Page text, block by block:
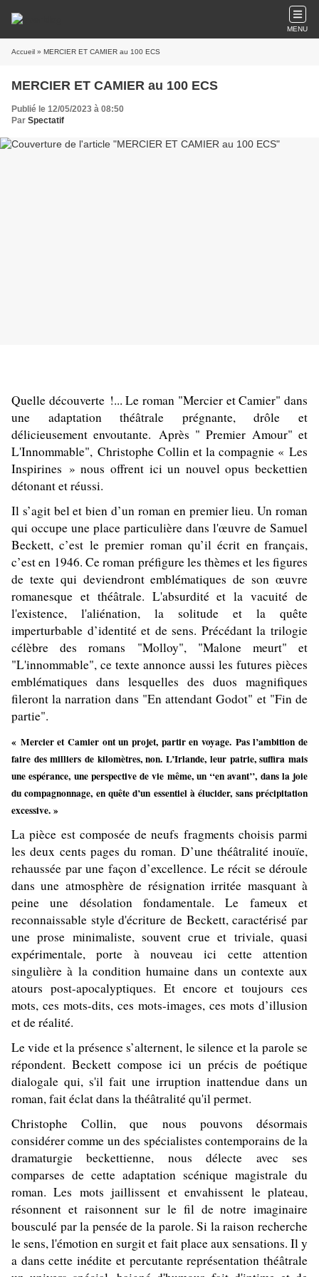
MENU
Accueil » MERCIER ET CAMIER au 100 ECS
MERCIER ET CAMIER au 100 ECS
Publié le 12/05/2023 à 08:50
Par Spectatif
Quelle découverte !... Le roman "Mercier et Camier" dans
une adaptation théâtrale prégnante, drôle et
délicieusement envoutante. Après " Premier Amour" et
L'Innommable", Christophe Collin et la compagnie « Les
Inspirines » nous offrent ici un nouvel opus beckettien
détonant et réussi.
Il s’agit bel et bien d’un roman en premier lieu. Un roman
qui occupe une place particulière dans l'œuvre de Samuel
Beckett, c’est le premier roman qu’il écrit en français,
c’est en 1946. Ce roman préfigure les thèmes et les figures
de texte qui deviendront emblématiques de son œuvre
romanesque et théâtrale. L'absurdité et la vacuité de
l'existence, l'aliénation, la solitude et la quête
imperturbable d’identité et de sens. Précédant la trilogie
célèbre des romans "Molloy", "Malone meurt" et
"L'innommable", ce texte annonce aussi les futures pièces
emblématiques dans lesquelles des duos magnifiques
fileront la narration dans "En attendant Godot" et "Fin de
partie".
« Mercier et Camier ont un projet, partir en voyage. Pas l’ambition de
faire des milliers de kilomètres, non. L’Irlande, leur patrie, suffira mais
une espérance, une perspective de vie même, un ‘‘en avant’’, dans la joie
du compagnonnage, en quête d’un essentiel à élucider, sans précipitation
excessive. »
La pièce est composée de neufs fragments choisis parmi
les deux cents pages du roman. D’une théâtralité inouïe,
rehaussée par une façon d’excellence. Le récit se déroule
dans une atmosphère de résignation irritée masquant à
peine une désolation fondamentale. Le fameux et
reconnaissable style d'écriture de Beckett, caractérisé par
une prose minimaliste, souvent crue et triviale, quasi
expérimentale, porte à nouveau ici cette attention
singulière à la condition humaine dans un contexte aux
atours post-apocalyptiques. Et encore et toujours ces
mots, ces mots-dits, ces mots-images, ces mots d’illusion
et de réalité.
Le vide et la présence s’alternent, le silence et la parole se
répondent. Beckett compose ici un précis de poétique
dialogale qui, s'il fait une irruption inattendue dans un
roman, fait éclat dans la théâtralité qu'il permet.
Christophe Collin, que nous pouvons désormais
considérer comme un des spécialistes contemporains de la
dramaturgie beckettienne, nous délecte avec ses
comparses de cette adaptation scénique magistrale du
roman. Les mots jaillissent et envahissent le plateau,
résonnent et raisonnent sur le fil de notre imaginaire
bousculé par la pensée de la parole. Si la raison recherche
le sens, l'émotion en surgit et fait place aux sensations. Il y
a dans cette inédite et percutante représentation théâtrale